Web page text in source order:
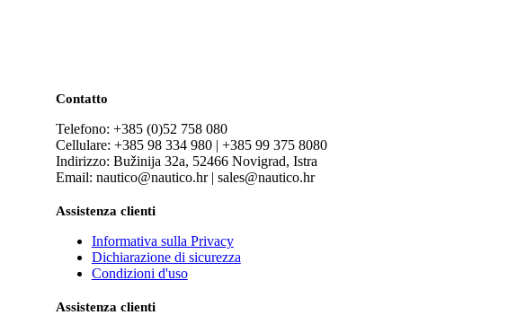
Contatto
Telefono: +385 (0)52 758 080
Cellulare: +385 98 334 980 | +385 99 375 8080
Indirizzo: Bužinija 32a, 52466 Novigrad, Istra
Email: nautico@nautico.hr | sales@nautico.hr
Assistenza clienti
Informativa sulla Privacy
Dichiarazione di sicurezza
Condizioni d'uso
Assistenza clienti